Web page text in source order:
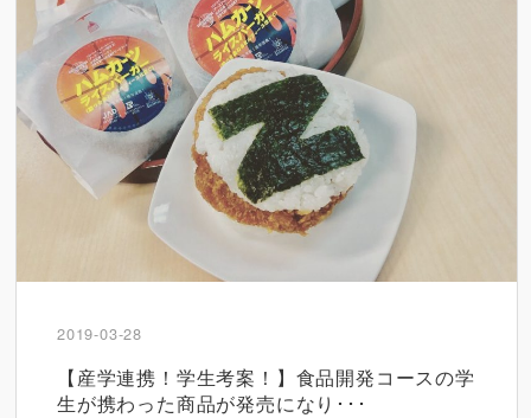
2019-03-28
【産学連携！学生考案！】食品開発コースの学
生が携わった商品が発売になり･･･